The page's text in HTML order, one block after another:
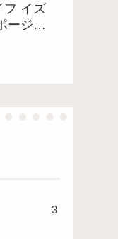
フ イズ
ージャ
3